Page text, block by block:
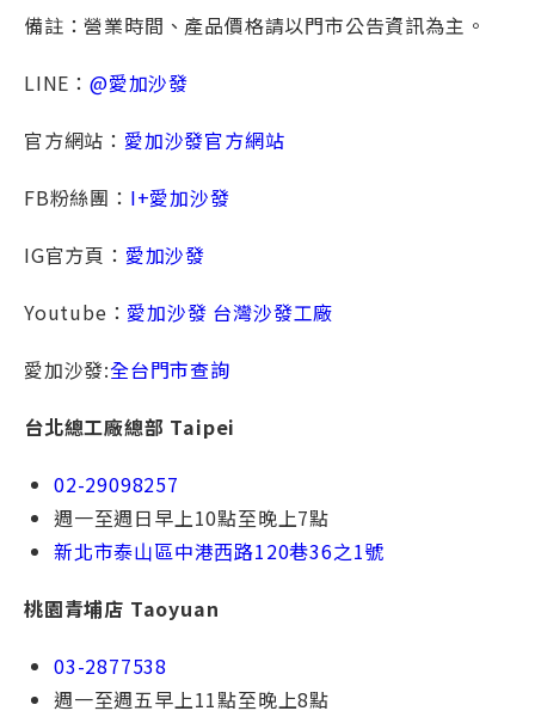
備註：營業時間、產品價格請以門市公告資訊為主。
LINE： @愛加沙發
官方網站： 愛加沙發官方網站
FB粉絲團： I+愛加沙發
IG官方頁： 愛加沙發
Youtube： 愛加沙發 台灣沙發工廠
愛加沙發:全台門市查詢
台北總⼯廠總部 Taipei
02-29098257
週一⾄週日早上10點⾄晚上7點
新北市泰⼭區中港⻄路120巷36之1號
桃園青埔店 Taoyuan
03-2877538
週一⾄週五早上11點⾄晚上8點